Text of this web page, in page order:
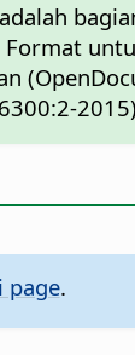
Format
2015)
page.